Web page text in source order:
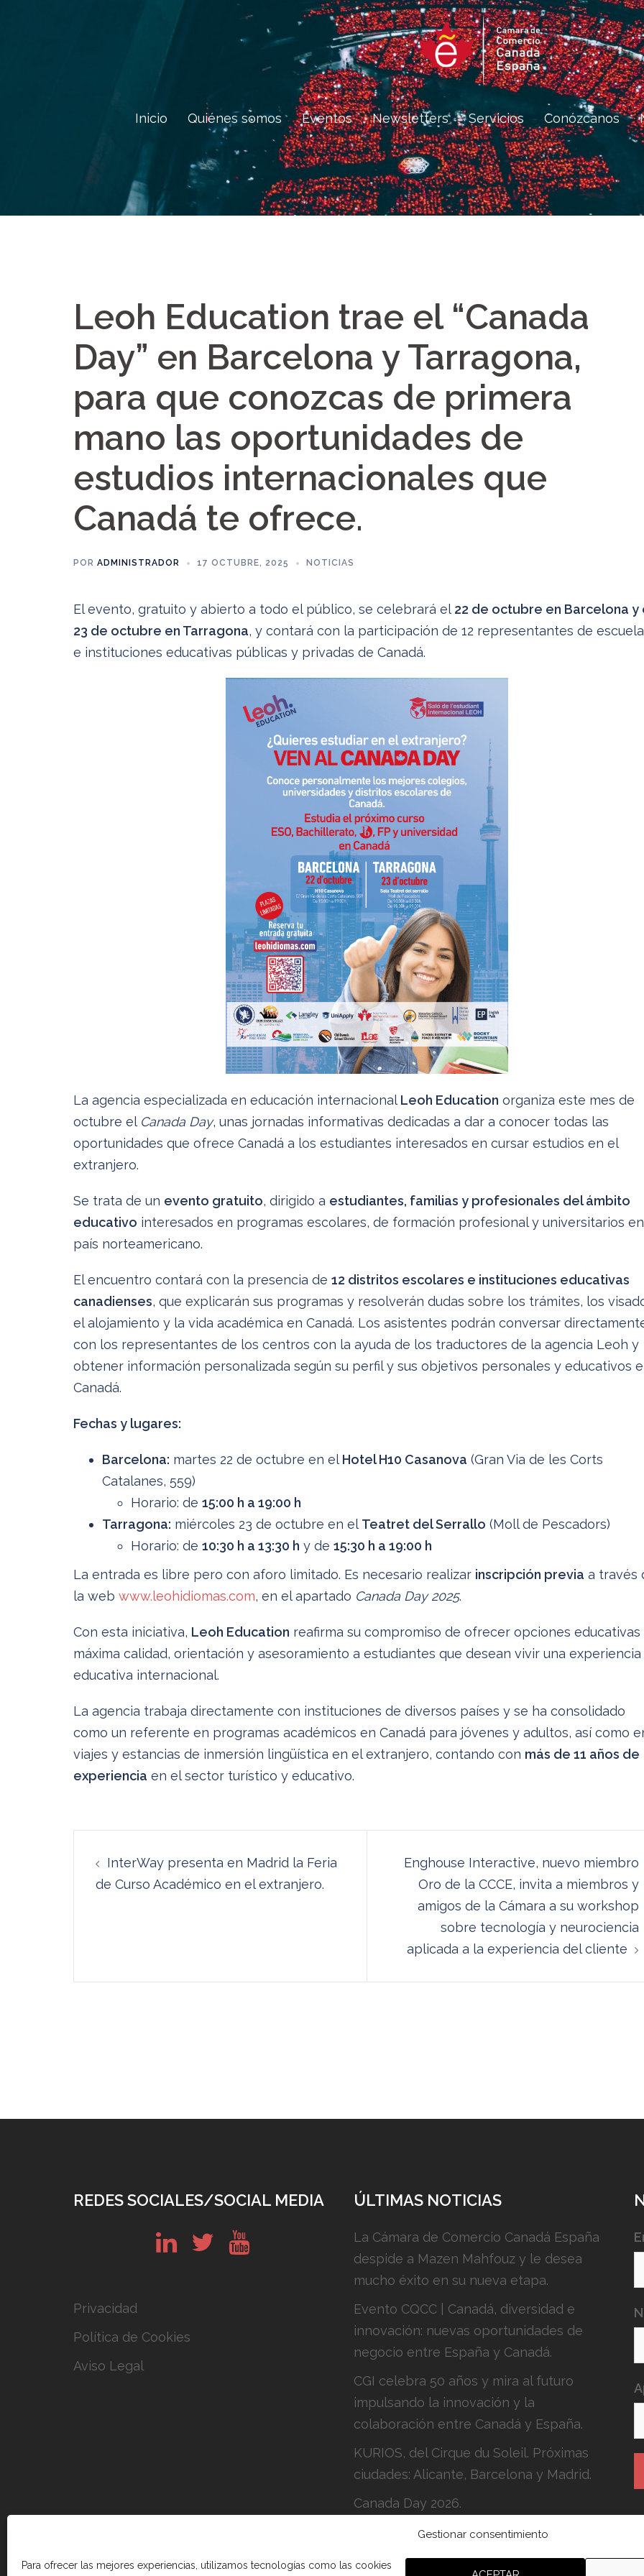
Gestionar consentimiento
Para ofrecer las mejores experiencias, utilizamos tecnologías como las cookies
Inicio Quiénes somos Eventos Newsletters Servicios Conózcanos
Leoh Education trae el “Canada
Day” en Barcelona y Tarragona,
para que conozcas de primera
mano las oportunidades de
estudios internacionales que
Canadá te ofrece.
POR ADMINISTRADOR 17 OCTUBRE, 2025 NOTICIAS
El evento, gratuito y abierto a todo el público, se celebrará el 22 de octubre en Barcelona y
23 de octubre en Tarragona, y contará con la participación de 12 representantes de
e instituciones educativas públicas y privadas de Canadá.
La agencia especializada en educación internacional Leoh Education organiza este mes de
octubre el Canada Day, unas jornadas informativas dedicadas a dar a conocer todas las
oportunidades que ofrece Canadá a los estudiantes interesados en cursar estudios en el
extranjero.
Se trata de un evento gratuito, dirigido a estudiantes, familias y profesionales del ámbito
educativo interesados en programas escolares, de formación profesional y universitarios
país norteamericano.
El encuentro contará con la presencia de 12 distritos escolares e instituciones educativas
canadienses, que explicarán sus programas y resolverán dudas sobre los trámites, los
el alojamiento y la vida académica en Canadá. Los asistentes podrán conversar
con los representantes de los centros con la ayuda de los traductores de la agencia Leoh y
obtener información personalizada según su perfil y sus objetivos personales y educativos
Canadá.
Fechas y lugares:
Barcelona: martes 22 de octubre en el Hotel H10 Casanova (Gran Via de les Corts
Catalanes, 559)
Horario: de 15:00 h a 19:00 h
Tarragona: miércoles 23 de octubre en el Teatret del Serrallo (Moll de Pescadors)
Horario: de 10:30 h a 13:30 h y de 15:30 h a 19:00 h
La entrada es libre pero con aforo limitado. Es necesario realizar inscripción previa a través
la web www.leohidiomas.com, en el apartado Canada Day 2025.
Con esta iniciativa, Leoh Education reafirma su compromiso de ofrecer opciones educativas
máxima calidad, orientación y asesoramiento a estudiantes que desean vivir una experiencia
educativa internacional.
La agencia trabaja directamente con instituciones de diversos países y se ha consolidado
como un referente en programas académicos en Canadá para jóvenes y adultos, así como
viajes y estancias de inmersión lingüística en el extranjero, contando con más de 11 años de
experiencia en el sector turístico y educativo.
deInterWay presenta en Madrid la Feria
de Curso Académico en el extranjero.
Enghouse Interactive, nuevo miembro
Oro de la CCCE, invita a miembros y
amigos de la Cámara a su workshop
sobre tecnología y neurociencia
aplicada a la experiencia del cliente
REDES SOCIALES/SOCIAL MEDIA
Privacidad
Política de Cookies
Aviso Legal
ÚLTIMAS NOTICIAS
La Cámara de Comercio Canadá España
despide a Mazen Mahfouz y le desea
mucho éxito en su nueva etapa.
Evento CQCC | Canadá, diversidad e
innovación: nuevas oportunidades de
negocio entre España y Canadá.
CGI celebra 50 años y mira al futuro
impulsando la innovación y la
colaboración entre Canadá y España.
KURIOS, del Cirque du Soleil. Próximas
ciudades: Alicante, Barcelona y Madrid.
Canada Day 2026.